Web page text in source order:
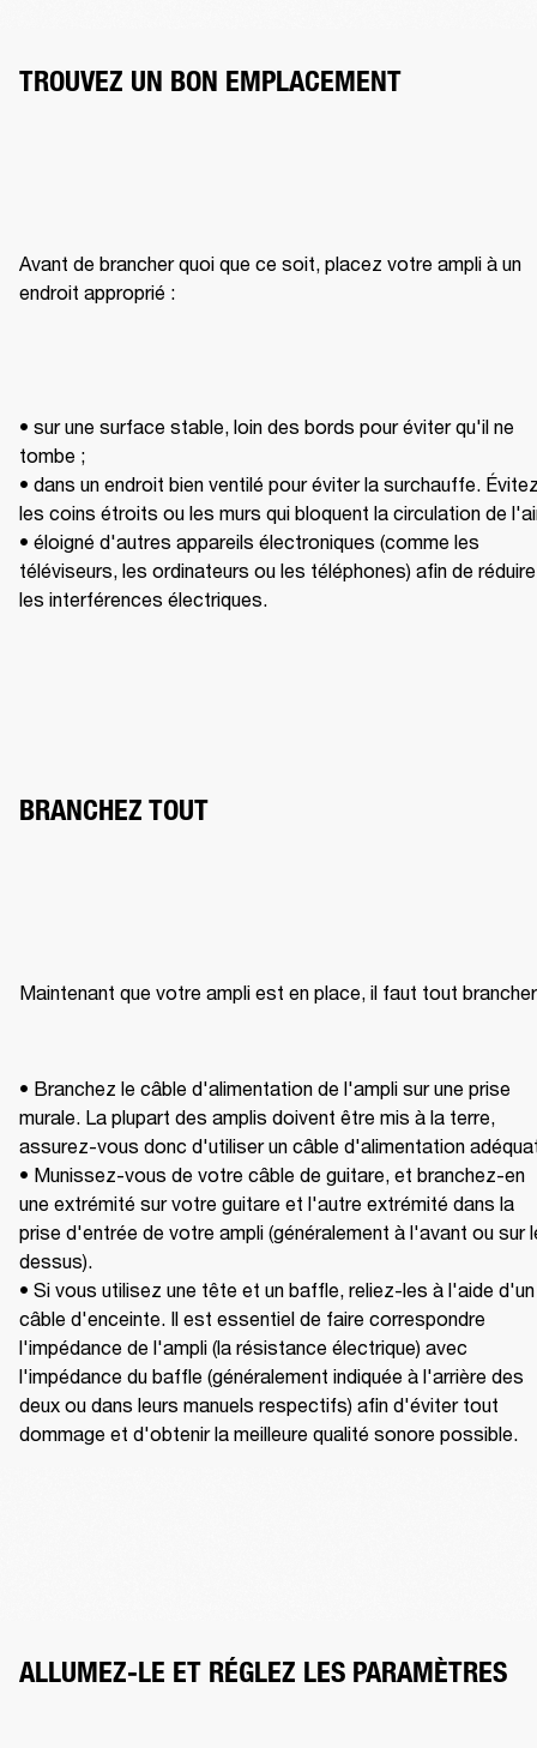
TROUVEZ UN BON EMPLACEMENT
Avant de brancher quoi que ce soit, placez votre ampli à un
endroit approprié :
• sur une surface stable, loin des bords pour éviter qu'il ne
tombe ;
• dans un endroit bien ventilé pour éviter la surchauffe.
les coins étroits ou les murs qui bloquent la circulation de
• éloigné d'autres appareils électroniques (comme les
téléviseurs, les ordinateurs ou les téléphones) afin de réduire
les interférences électriques.
BRANCHEZ TOUT
Maintenant que votre ampli est en place, il faut tout
• Branchez le câble d'alimentation de l'ampli sur une prise
murale. La plupart des amplis doivent être mis à la terre,
assurez-vous donc d'utiliser un câble d'alimentation
• Munissez-vous de votre câble de guitare, et branchez-en
une extrémité sur votre guitare et l'autre extrémité dans la
prise d'entrée de votre ampli (généralement à l'avant ou sur
dessus).
• Si vous utilisez une tête et un baffle, reliez-les à l'aide d'un
câble d'enceinte. Il est essentiel de faire correspondre
l'impédance de l'ampli (la résistance électrique) avec
l'impédance du baffle (généralement indiquée à l'arrière des
deux ou dans leurs manuels respectifs) afin d'éviter tout
dommage et d'obtenir la meilleure qualité sonore possible.
ALLUMEZ-LE ET RÉGLEZ LES PARAMÈTRES